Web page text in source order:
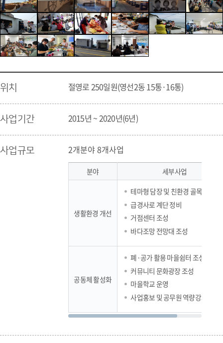
위치 절영로 250일원(영선2동 15통·16통)
사업기간 2015년 ~ 2020년(6년)
사업규모 2개분야 8개사업
분야 세부사업
생활환경 개선
테마형 담장 및 친환경 골목길 조성
급경사로 계단 정비
거점센터 조성
바다조망 전망대 조성
공동체 활성화
폐·공가 활용 마을쉼터 조성
커뮤니티 문화광장 조성
마을학교 운영
사업홍보 및 공무원 역량강화 워크